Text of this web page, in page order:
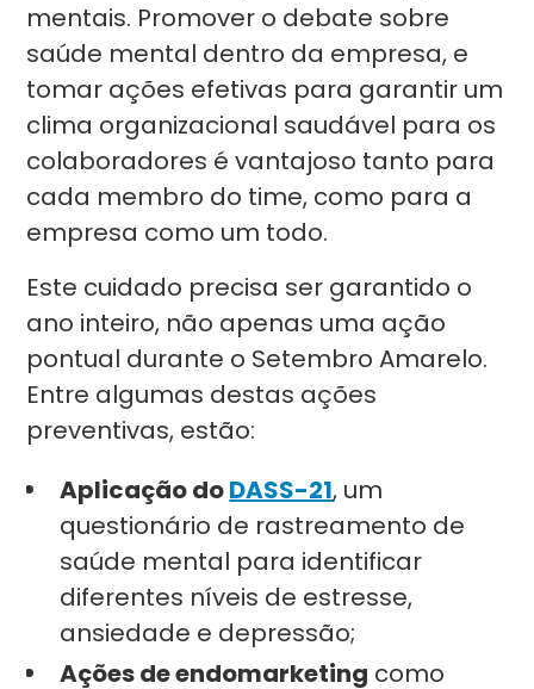
mentais. Promover o debate sobre
saúde mental dentro da empresa, e
tomar ações efetivas para garantir um
clima organizacional saudável para os
colaboradores é vantajoso tanto para
cada membro do time, como para a
empresa como um todo.
Este cuidado precisa ser garantido o
ano inteiro, não apenas uma ação
pontual durante o Setembro Amarelo.
Entre algumas destas ações
preventivas, estão:
Aplicação doDASS-21, um
questionário de rastreamento de
saúde mental para identificar
diferentes níveis de estresse,
ansiedade e depressão;
Ações de endomarketing como